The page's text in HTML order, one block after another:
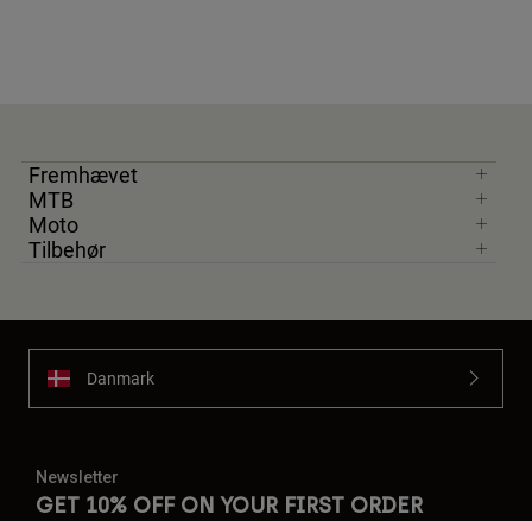
Fremhævet
MTB
Moto
Tilbehør
Danmark
Newsletter
GET 10% OFF ON YOUR FIRST ORDER